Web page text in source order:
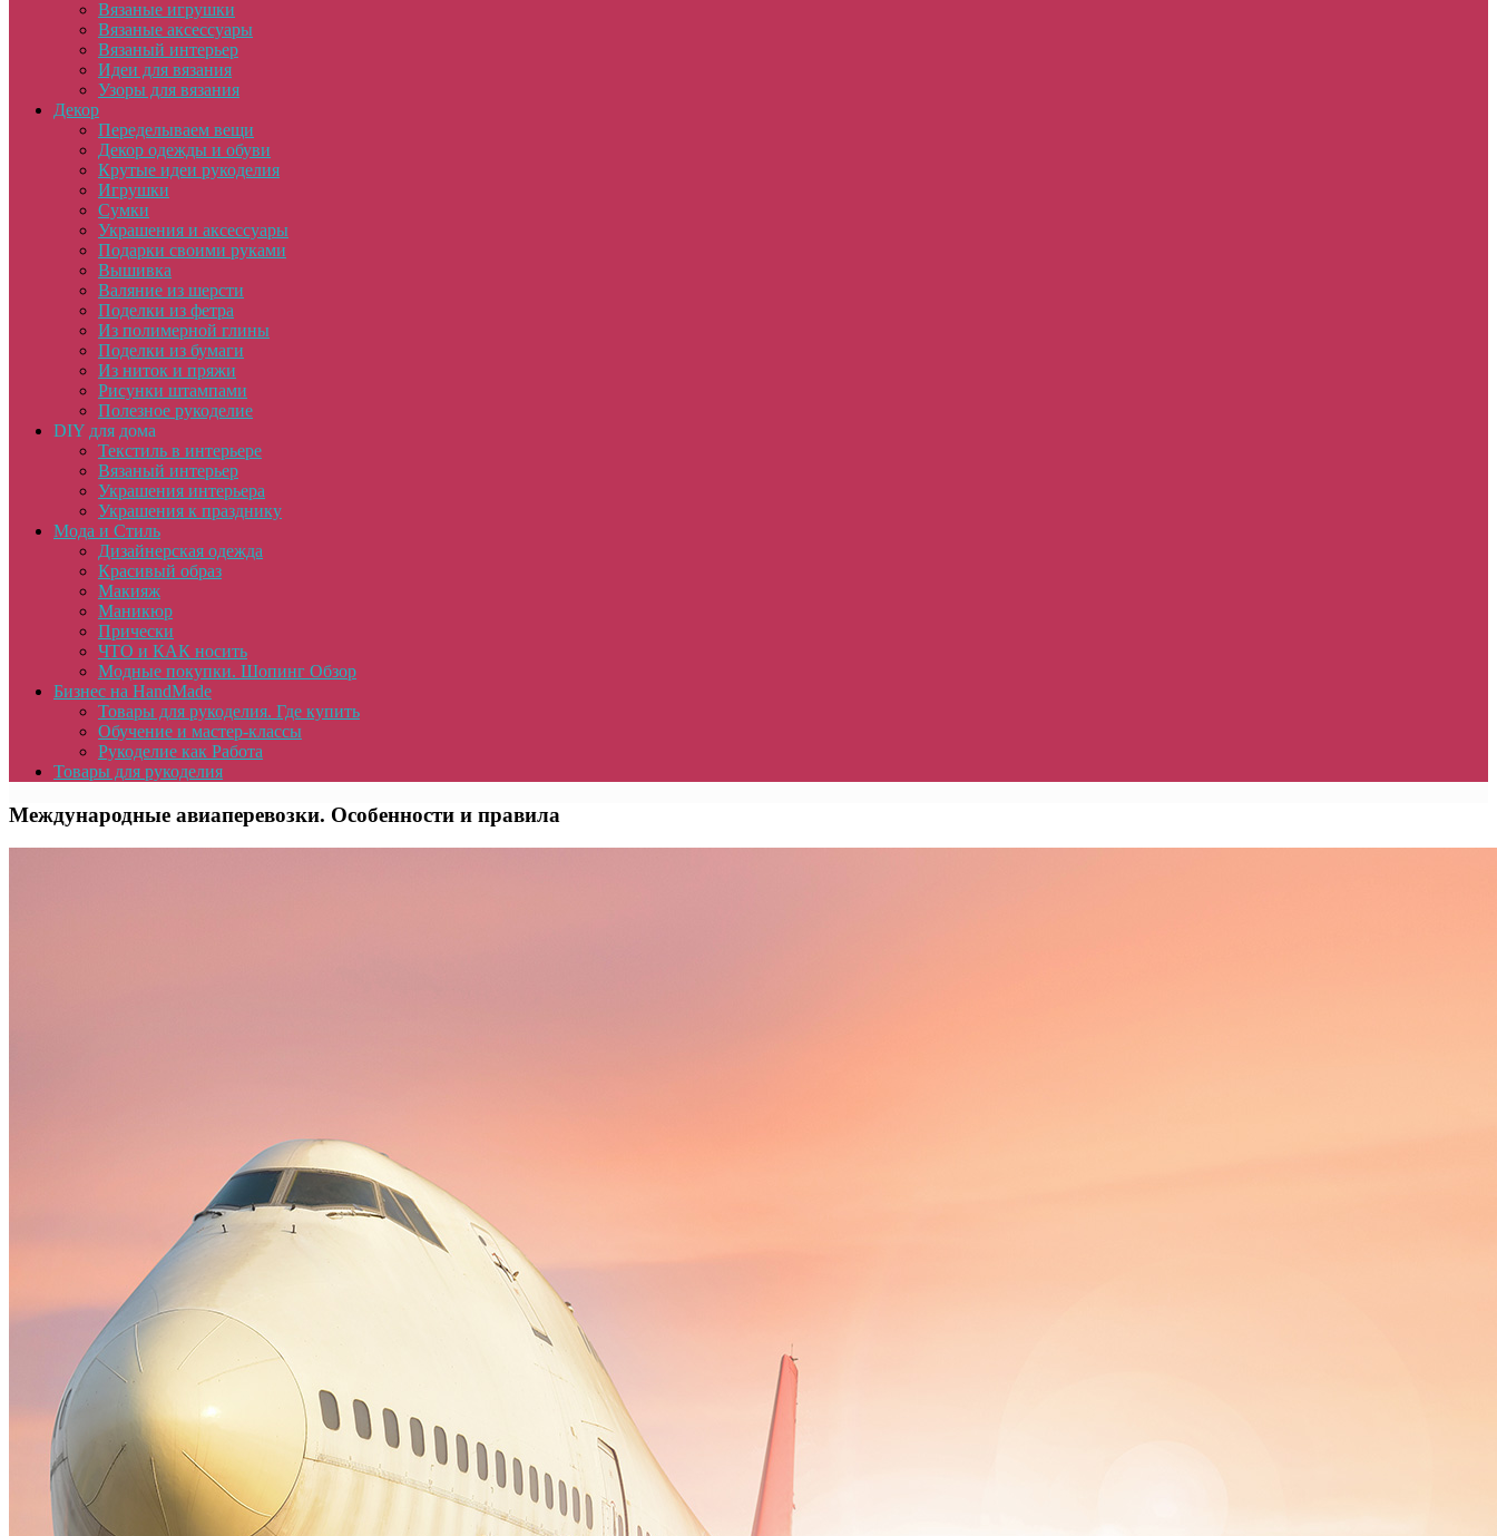
Вязаные игрушки
Вязаные аксессуары
Вязаный интерьер
Идеи для вязания
Узоры для вязания
Декор
Переделываем вещи
Декор одежды и обуви
Крутые идеи рукоделия
Игрушки
Сумки
Украшения и аксессуары
Подарки своими руками
Вышивка
Валяние из шерсти
Поделки из фетра
Из полимерной глины
Поделки из бумаги
Из ниток и пряжи
Рисунки штампами
Полезное рукоделие
DIY для дома
Текстиль в интерьере
Вязаный интерьер
Украшения интерьера
Украшения к празднику
Мода и Стиль
Дизайнерская одежда
Красивый образ
Макияж
Маникюр
Прически
ЧТО и КАК носить
Модные покупки. Шопинг Обзор
Бизнес на HandMade
Товары для рукоделия. Где купить
Обучение и мастер-классы
Рукоделие как Работа
Товары для рукоделия
Международные авиаперевозки. Особенности и правила